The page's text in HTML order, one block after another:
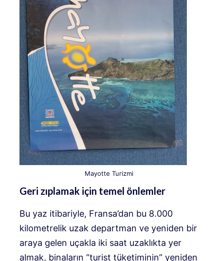
Mayotte Turizmi
Geri zıplamak için temel önlemler
Bu yaz itibariyle, Fransa’dan bu 8.000
kilometrelik uzak departman ve yeniden bir
araya gelen uçakla iki saat uzaklıkta yer
almak, binaların “turist tüketiminin” yeniden